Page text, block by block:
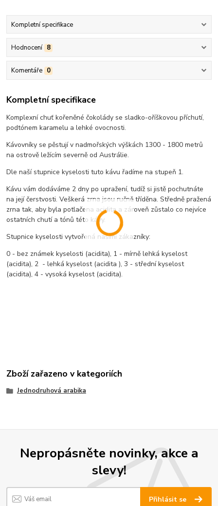
Kompletní specifikace
Hodnocení 8
Komentáře 0
Kompletní specifikace
Komplexní chuť kořeněné čokolády se sladko-oříškovou příchutí,
podtónem karamelu a lehké ovocnosti.
Kávovníky se pěstují v nadmořských výškách 1300 - 1800 metrů
na ostrově ležícím severně od Austrálie.
Dle naší stupnice kyselosti tuto kávu řadíme na stupeň 1.
Kávu vám dodáváme 2 dny po upražení, tudíž si jistě pochutnáte
na její čerstvosti. Veškerá zrna jsou ručně tříděna. Středně pražená
zrna tak, aby byla potlačena acidita a zároveň zůstalo co nejvíce
ostatních chutí a tónů této kávy.
Stupnice kyselosti vytvořená našimi zákazníky:
0 - bez známek kyselosti (acidita), 1 - mírně lehká kyselost
(acidita), 2 - lehká kyselost (acidita ), 3 - střední kyselost
(acidita), 4 - vysoká kyselost (acidita).
Zboží zařazeno v kategoriích
Jednodruhová arabika
Nepropásněte novinky, akce a
slevy!
Přihlásit se